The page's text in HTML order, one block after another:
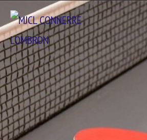
Passer
au
contenu